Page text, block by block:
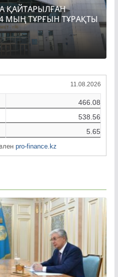
ҚАЙТАРЫЛҒАН
МЫҢ ТҰРҒЫН ТҰРАҚТЫ
11.08.2026
466.08
538.56
5.65
pro-finance.kz